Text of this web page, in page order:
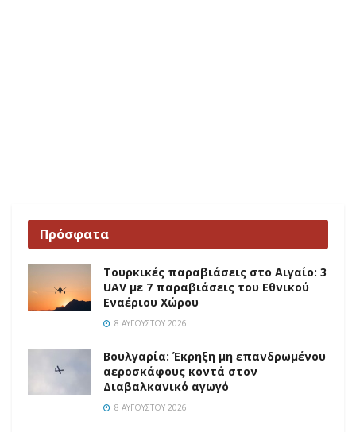
Πρόσφατα
Τουρκικές παραβιάσεις στο Αιγαίο: 3
UAV με 7 παραβιάσεις του Εθνικού
Εναέριου Χώρου
8 ΑΥΓΟΎΣΤΟΥ 2026
Βουλγαρία: Έκρηξη μη επανδρωμένου
αεροσκάφους κοντά στον
Διαβαλκανικό αγωγό
8 ΑΥΓΟΎΣΤΟΥ 2026